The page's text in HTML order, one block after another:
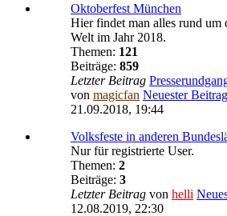
Oktoberfest München
Hier findet man alles rund um
Welt im Jahr 2018.
Themen: 121
Beiträge: 859
Letzter Beitrag
von magicfan Neuester Beitrag
21.09.2018, 19:44
Volksfeste in anderen
Nur für registrierte User.
Themen: 2
Beiträge: 3
Letzter Beitrag von helli
12.08.2019, 22:30